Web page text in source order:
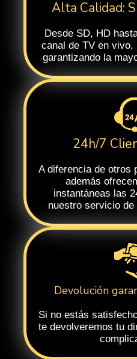
Alta Calidad:
Desde SD, HD
canal de TV en
garantizando la
24h/7
A diferencia de otros
además
instantáneas las
nuestro servicio
Devolución
Si no estás
te devolveremos tu